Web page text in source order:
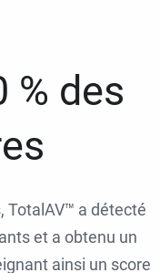
% des
TotalAV™ a détecté
et a obtenu un
ainsi un score